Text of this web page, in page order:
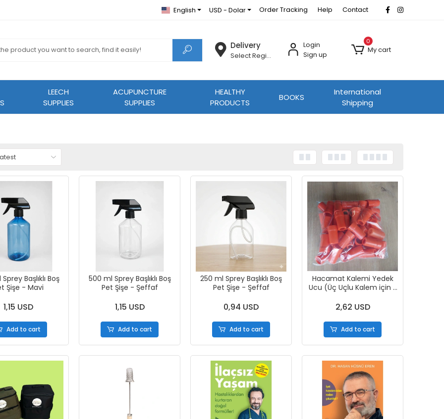
English USD - Dolar Order Tracking Help Contact
Delivery
Select Region
Login
Sign up
0
My cart
LEECH
SUPPLIES
ACUPUNCTURE
SUPPLIES
HEALTHY
PRODUCTS
BOOKS
International
Shipping
Başlıklı Boş
Şişe - Mavi
1,15 USD
Add to cart
500 ml Sprey Başlıklı Boş
Pet Şişe - Şeffaf
1,15 USD
Add to cart
250 ml Sprey Başlıklı Boş
Pet Şişe - Şeffaf
0,94 USD
Add to cart
Hacamat Kalemi Yedek
Ucu (Üç Uçlu Kalem için -
2,62 USD
Add to cart